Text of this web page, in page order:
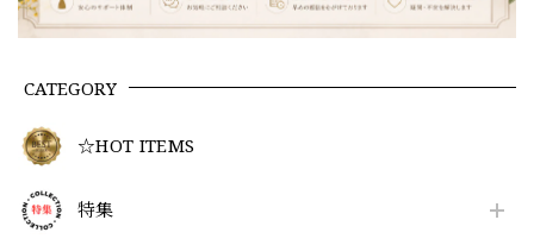
CATEGORY
☆HOT ITEMS
特集